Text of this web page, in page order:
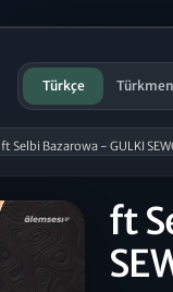
Türkçe
ft Selbi Bazarowa - GULKI
ft